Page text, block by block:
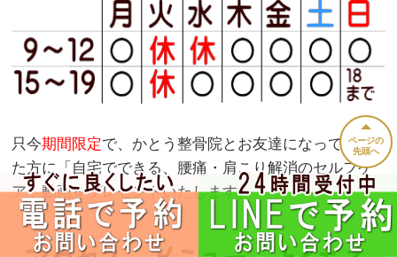
只今期間限定で、かとう整骨院とお友達になってくれ
た方に「自宅でできる、腰痛・肩こり解消のセルフケ
ア」動画をプレゼントいたします。
ページの
先頭へ